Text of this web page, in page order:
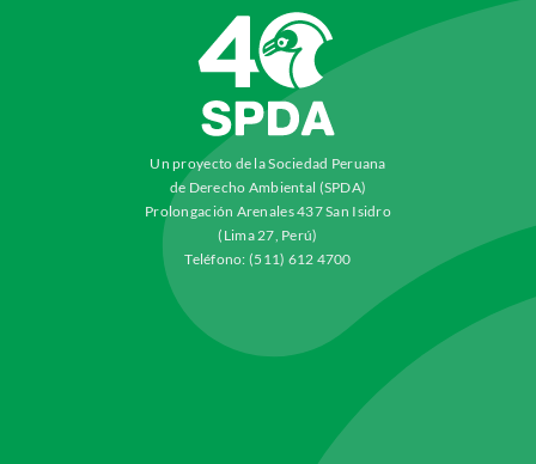
Un proyecto de la Sociedad Peruana
de Derecho Ambiental (SPDA)
Prolongación Arenales 437 San Isidro
(Lima 27, Perú)
Teléfono: (511) 612 4700